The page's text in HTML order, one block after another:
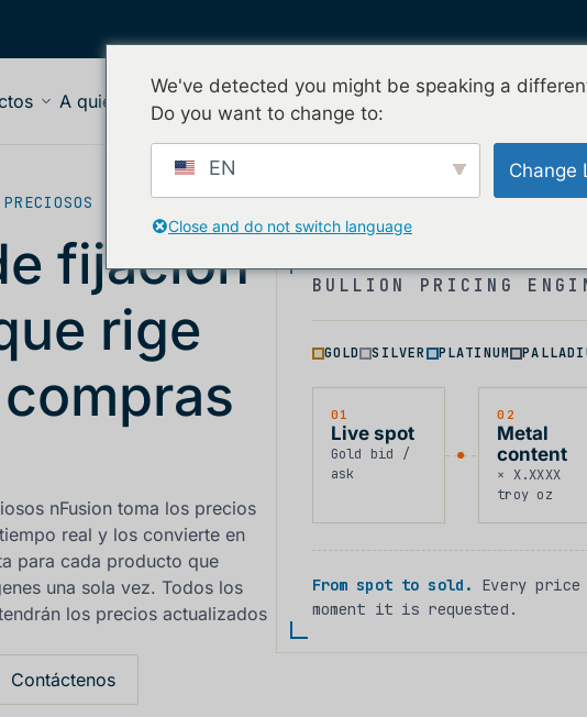
A quién servimos ¿Por qué nFusion? Contacto Solicitar
fijación
rige
nFusion toma los precios
real y los convierte en
para cada producto que
una sola vez. Todos los
los precios actualizados
Contáctenos
BULLION PRICING
GOLD SILVER PLATINUM
01
Live spot
Gold bid /
ask
02
Metal
content
× X.XXXX
troy oz
From spot to sold.
Every
moment it is requested.
We've detected you might be speaking a
Do you want to change to:
EN Change
Close and do not switch language